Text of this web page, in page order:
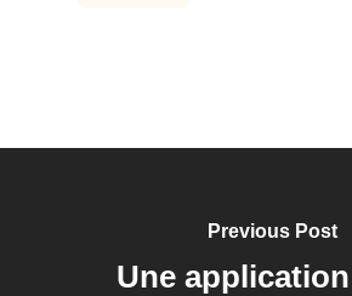
Previous Post
Une